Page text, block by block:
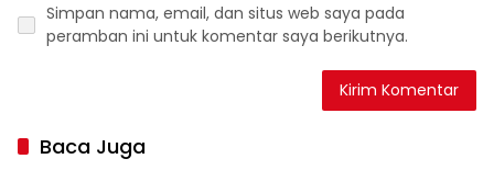
Simpan nama, email, dan situs web saya pada
peramban ini untuk komentar saya berikutnya.
Baca Juga